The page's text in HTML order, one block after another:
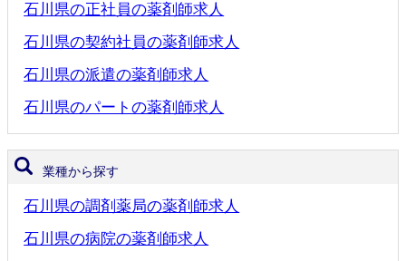
石川県の正社員の薬剤師求人
石川県の契約社員の薬剤師求人
石川県の派遣の薬剤師求人
石川県のパートの薬剤師求人
業種から探す
石川県の調剤薬局の薬剤師求人
石川県の病院の薬剤師求人